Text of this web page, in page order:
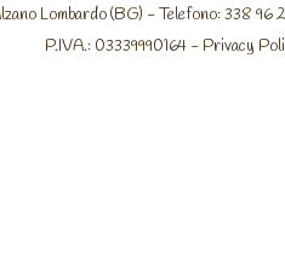
Lombardo (BG) - Telefono: 338 96
P.IVA.: 03339990164 - Privacy